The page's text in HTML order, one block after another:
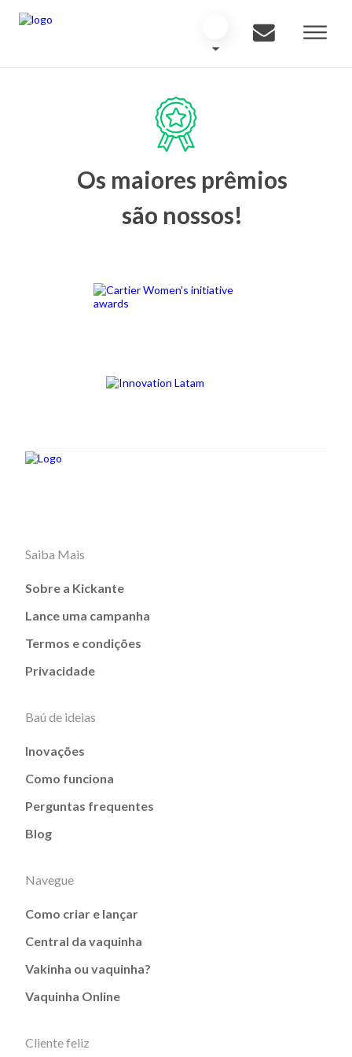
Os maiores prêmios
são nossos!
Saiba Mais
Sobre a Kickante
Lance uma campanha
Termos e condições
Privacidade
Baú de ideias
Inovações
Como funciona
Perguntas frequentes
Blog
Navegue
Como criar e lançar
Central da vaquinha
Vakinha ou vaquinha?
Vaquinha Online
Cliente feliz